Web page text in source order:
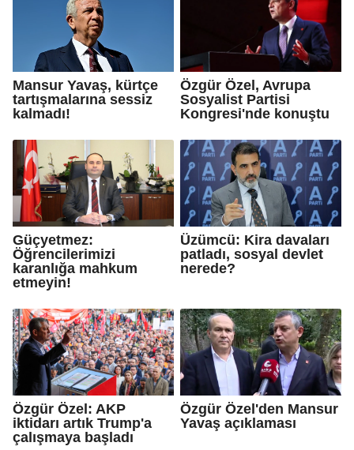
Mansur Yavaş, kürtçe
tartışmalarına sessiz
kalmadı!
Özgür Özel, Avrupa
Sosyalist Partisi
Kongresi'nde konuştu
Güçyetmez:
Öğrencilerimizi
karanlığa mahkum
etmeyin!
Üzümcü: Kira davaları
patladı, sosyal devlet
nerede?
Özgür Özel: AKP
iktidarı artık Trump'a
çalışmaya başladı
Özgür Özel'den Mansur
Yavaş açıklaması